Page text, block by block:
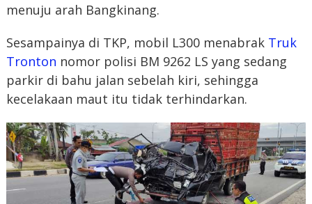
menuju arah Bangkinang.
Sesampainya di TKP, mobil L300 menabrak Truk
Tronton nomor polisi BM 9262 LS yang sedang
parkir di bahu jalan sebelah kiri, sehingga
kecelakaan maut itu tidak terhindarkan.